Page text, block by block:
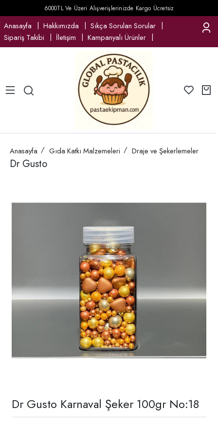
6000TL Ve Üzeri Alışverişlerinizde Kargo Ücretsiz
Anasayfa Hakkımızda
Sıkça Sorulan Sorular
Sipariş Takibi
İletişim Kampanyalı Ürünler
Anasayfa Gıda Katkı Malzemeleri Draje ve Şekerlemeler
Dr Gusto
Dr Gusto Karnaval Şeker 100gr No:18